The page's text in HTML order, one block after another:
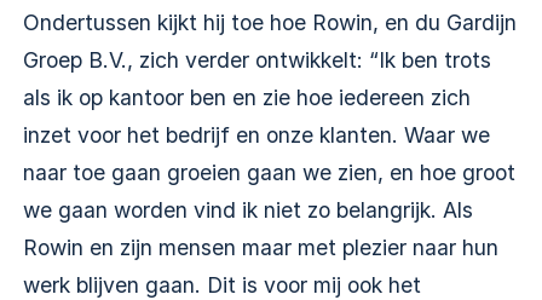
Ondertussen kijkt hij toe hoe Rowin, en du Gardijn
Groep B.V., zich verder ontwikkelt: “Ik ben trots
als ik op kantoor ben en zie hoe iedereen zich
inzet voor het bedrijf en onze klanten. Waar we
naar toe gaan groeien gaan we zien, en hoe groot
we gaan worden vind ik niet zo belangrijk. Als
Rowin en zijn mensen maar met plezier naar hun
werk blijven gaan. Dit is voor mij ook het